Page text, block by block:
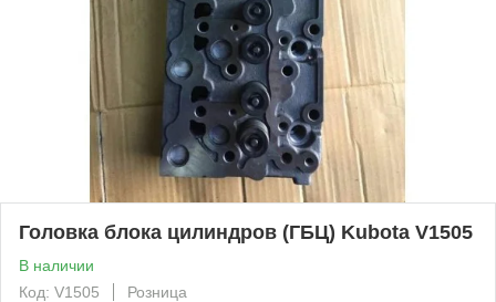
Головка блока цилиндров (ГБЦ) Kubota V1505
В наличии
Код: V1505
Розница